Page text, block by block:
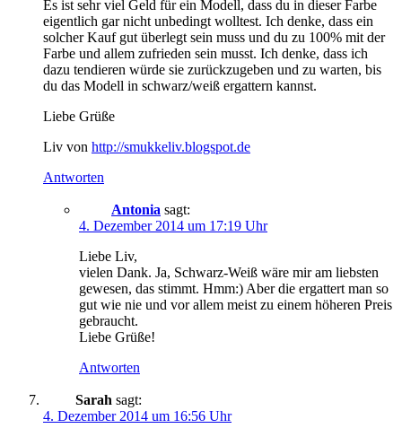
Es ist sehr viel Geld für ein Modell, dass du in dieser Farbe
eigentlich gar nicht unbedingt wolltest. Ich denke, dass ein
solcher Kauf gut überlegt sein muss und du zu 100% mit der
Farbe und allem zufrieden sein musst. Ich denke, dass ich
dazu tendieren würde sie zurückzugeben und zu warten, bis
du das Modell in schwarz/weiß ergattern kannst.
Liebe Grüße
Liv von http://smukkeliv.blogspot.de
Antworten
Antonia sagt:
4. Dezember 2014 um 17:19 Uhr
Liebe Liv,
vielen Dank. Ja, Schwarz-Weiß wäre mir am liebsten
gewesen, das stimmt. Hmm:) Aber die ergattert man so
gut wie nie und vor allem meist zu einem höheren Preis
gebraucht.
Liebe Grüße!
Antworten
Sarah sagt:
4. Dezember 2014 um 16:56 Uhr